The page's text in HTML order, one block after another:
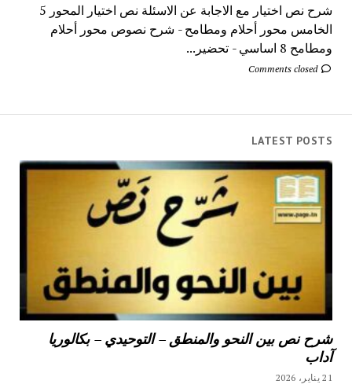
شرح نص اختيار مع الاجابة عن الاسئلة نص اختيار المحور 5
الخامس محور أحلام ومطامح - شرح نصوص محور أحلام
ومطامح 8 اساسي - تحضير...
Comments closed
LATEST POSTS
شرح نص بين النحو والمنطق – التوحيدي – بكالوريا
آداب
21 يناير، 2026